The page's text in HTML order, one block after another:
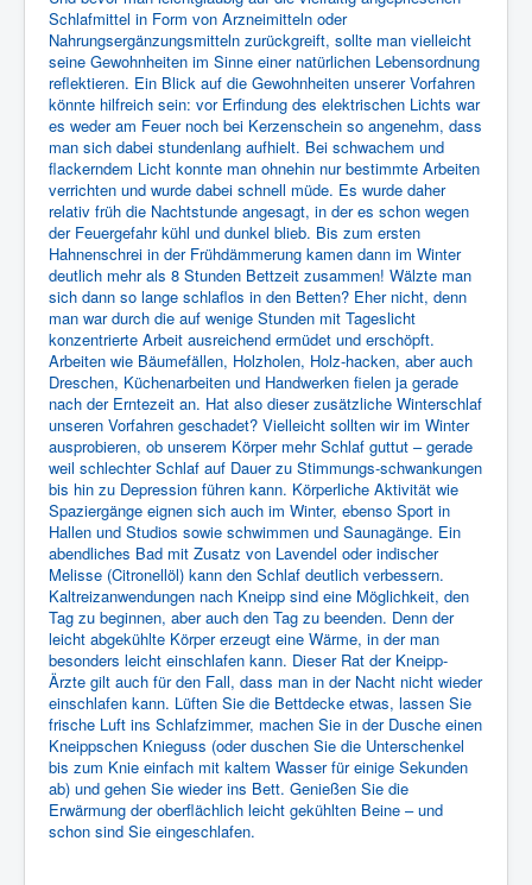
Schlafmittel in Form von Arzneimitteln oder
Nahrungsergänzungsmitteln zurückgreift, sollte man vielleicht
seine Gewohnheiten im Sinne einer natürlichen Lebensordnung
reflektieren. Ein Blick auf die Gewohnheiten unserer Vorfahren
könnte hilfreich sein: vor Erfindung des elektrischen Lichts war
es weder am Feuer noch bei Kerzenschein so angenehm, dass
man sich dabei stundenlang aufhielt. Bei schwachem und
flackerndem Licht konnte man ohnehin nur bestimmte Arbeiten
verrichten und wurde dabei schnell müde. Es wurde daher
relativ früh die Nachtstunde angesagt, in der es schon wegen
der Feuergefahr kühl und dunkel blieb. Bis zum ersten
Hahnenschrei in der Frühdämmerung kamen dann im Winter
deutlich mehr als 8 Stunden Bettzeit zusammen! Wälzte man
sich dann so lange schlaflos in den Betten? Eher nicht, denn
man war durch die auf wenige Stunden mit Tageslicht
konzentrierte Arbeit ausreichend ermüdet und erschöpft.
Arbeiten wie Bäumefällen, Holzholen, Holz-hacken, aber auch
Dreschen, Küchenarbeiten und Handwerken fielen ja gerade
nach der Erntezeit an. Hat also dieser zusätzliche Winterschlaf
unseren Vorfahren geschadet? Vielleicht sollten wir im Winter
ausprobieren, ob unserem Körper mehr Schlaf guttut – gerade
weil schlechter Schlaf auf Dauer zu Stimmungs-schwankungen
bis hin zu Depression führen kann. Körperliche Aktivität wie
Spaziergänge eignen sich auch im Winter, ebenso Sport in
Hallen und Studios sowie schwimmen und Saunagänge. Ein
abendliches Bad mit Zusatz von Lavendel oder indischer
Melisse (Citronellöl) kann den Schlaf deutlich verbessern.
Kaltreizanwendungen nach Kneipp sind eine Möglichkeit, den
Tag zu beginnen, aber auch den Tag zu beenden. Denn der
leicht abgekühlte Körper erzeugt eine Wärme, in der man
besonders leicht einschlafen kann. Dieser Rat der Kneipp-
Ärzte gilt auch für den Fall, dass man in der Nacht nicht wieder
einschlafen kann. Lüften Sie die Bettdecke etwas, lassen Sie
frische Luft ins Schlafzimmer, machen Sie in der Dusche einen
Kneippschen Knieguss (oder duschen Sie die Unterschenkel
bis zum Knie einfach mit kaltem Wasser für einige Sekunden
ab) und gehen Sie wieder ins Bett. Genießen Sie die
Erwärmung der oberflächlich leicht gekühlten Beine – und
schon sind Sie eingeschlafen.